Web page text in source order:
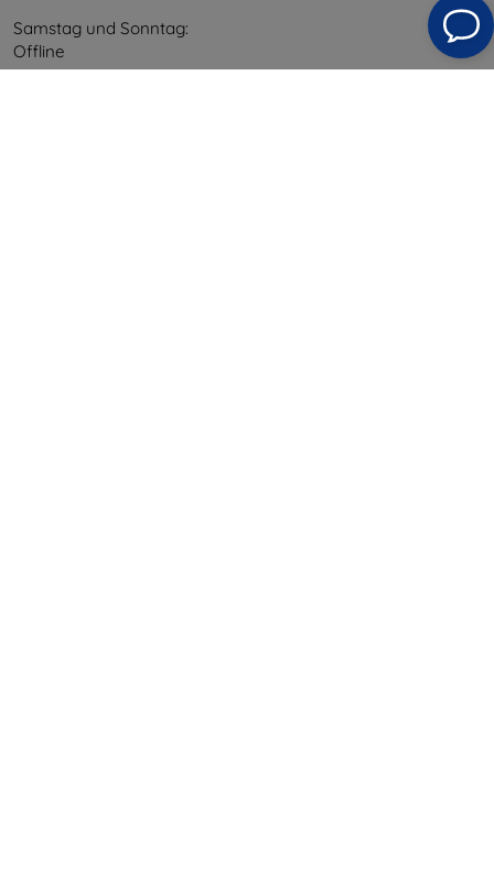
Samstag und Sonntag:
Offline